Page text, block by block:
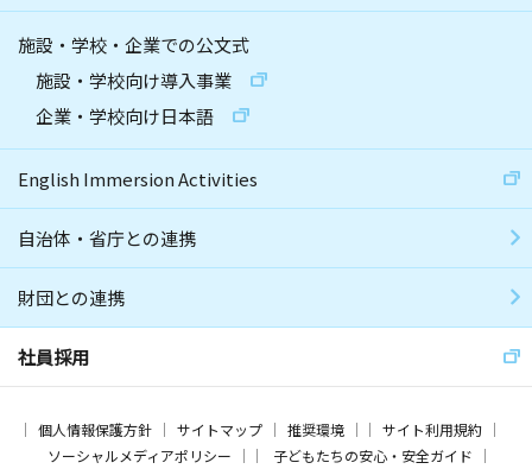
施設・学校・企業での公文式
施設・学校向け導入事業
企業・学校向け日本語
English Immersion Activities
自治体・省庁との連携
財団との連携
社員採用
個人情報保護方針 サイトマップ 推奨環境
サイト利用規約
ソーシャルメディアポリシー
子どもたちの安心・安全ガイド